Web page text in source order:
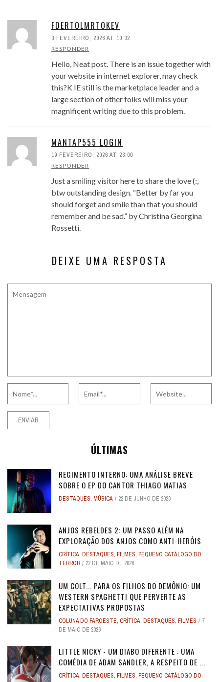
FDERTOLMRTOKEV
3 FEVEREIRO, 2026 AT 10:32
RESPONDER
Hello, Neat post. There is an issue together with
your website in internet explorer, may check
this?K IE still is the marketplace leader and a
large section of other folks will miss your
magnificent writing due to this problem.
MANTAP555 LOGIN
19 FEVEREIRO, 2026 AT 23:00
RESPONDER
Just a smiling visitor here to share the love (:,
btw outstanding design. “Better by far you
should forget and smile than that you should
remember and be sad.” by Christina Georgina
Rossetti.
DEIXE UMA RESPOSTA
ÚLTIMAS
REGIMENTO INTERNO: UMA ANÁLISE BREVE
SOBRE O EP DO CANTOR THIAGO MATIAS
DESTAQUES, MÚSICA 22 DE JUNHO DE 2026
ANJOS REBELDES 2: UM PASSO ALÉM NA
EXPLORAÇÃO DOS ANJOS COMO ANTI-HERÓIS
CRÍTICA, DESTAQUES, FILMES, PEQUENO CATÁLOGO DO
TERROR
22 DE MAIO DE 2026
UM COLT... PARA OS FILHOS DO DEMÔNIO: UM
WESTERN SPAGHETTI QUE PERVERTE AS
EXPECTATIVAS PROPOSTAS
COLUNA DO FAROESTE, CRÍTICA, DESTAQUES, FILMES
7
DE MAIO DE 2026
LITTLE NICKY - UM DIABO DIFERENTE : UMA
COMÉDIA DE ADAM SANDLER, A RESPEITO DE ...
CRÍTICA, DESTAQUES, FILMES, PEQUENO CATÁLOGO DO